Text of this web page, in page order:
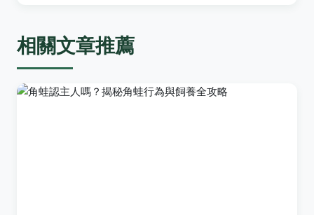
相關文章推薦